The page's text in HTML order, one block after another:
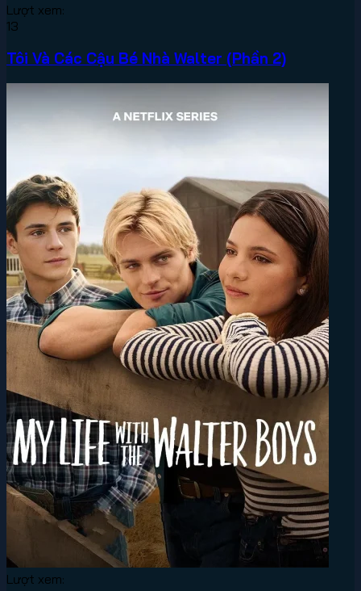
Lượt xem:
13
Tôi Và Các Cậu Bé Nhà Walter (Phần 2)
Lượt xem: